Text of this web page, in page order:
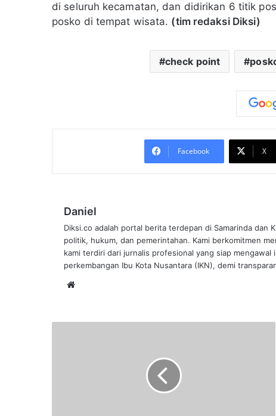
di seluruh kecamatan, dan didirikan 6 titik
posko di tempat wisata. (tim redaksi Diksi)
check point
Facebook X
Daniel
Diksi.co adalah portal berita terdepan di Samarinda dan
politik, hukum, dan pemerintahan. Kami berkomitmen
kami terdiri dari jurnalis profesional yang siap
perkembangan Ibu Kota Nusantara (IKN), demi